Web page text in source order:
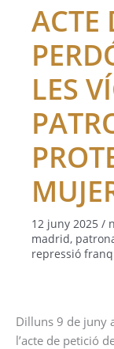
ACTE
LES
12 juny 2025 /
madrid,
repressió
Dilluns 9 de juny
l’acte de petició